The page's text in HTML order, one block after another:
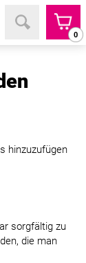
0
hinzuzufügen
sorgfältig zu
die man